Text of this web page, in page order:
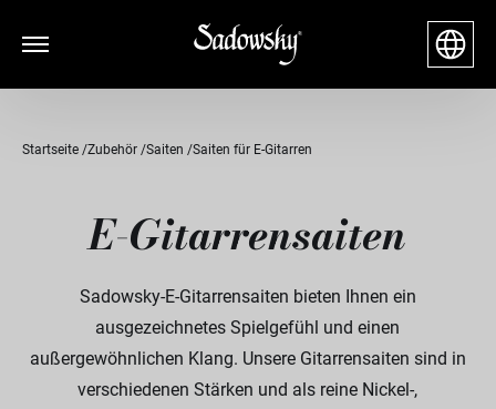
Startseite Zubehör Saiten Saiten für E-Gitarren
E-Gitarrensaiten
Sadowsky-E-Gitarrensaiten bieten Ihnen ein
ausgezeichnetes Spielgefühl und einen
außergewöhnlichen Klang. Unsere Gitarrensaiten sind in
verschiedenen Stärken und als reine Nickel-,